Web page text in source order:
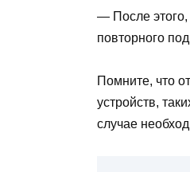
— После этого,
повторного
Помните, что
устройств,
случае